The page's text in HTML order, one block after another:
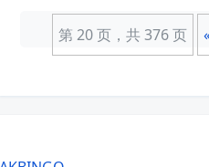
第 20 页，共 376 页